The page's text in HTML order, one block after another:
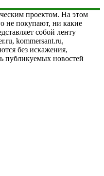
проектом. На этом
не покупают, ни какие
собой ленту
kommersant.ru,
без искажения,
публикуемых новостей